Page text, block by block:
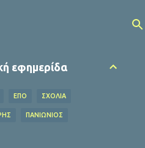
εφημερίδα
ΕΠΟ ΣΧΌΛΙΑ
ΠΑΝΙΩΝΙΟΣ